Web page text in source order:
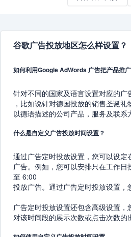
谷歌广告投放地区怎么样设置？
如何利用Google AdWords 广告把产品推
针对不同的国家及语言设置对应的
，比如说针对德国投放的销售圣诞
以德语描述的公司产品，服务及联
什么是自定义广告投放时间设置？
通过广告定时投放设置，您可以设
广告。例如，您可以安排只在工作
至 6:00
投放广告。通过广告定时投放设置，
广告定时投放设置还包含高级设置
对该时间段的展示次数或点击次数的